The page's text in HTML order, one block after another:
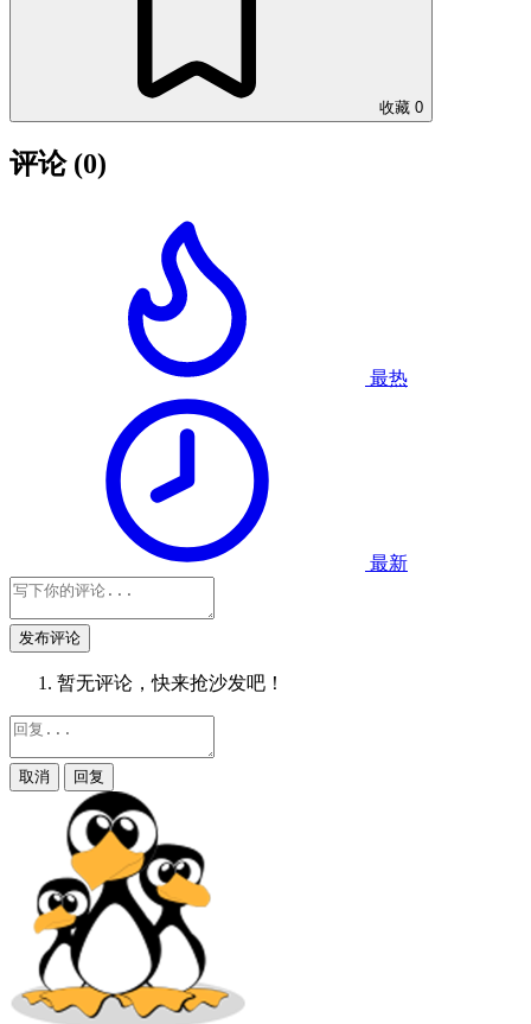
收藏 0
评论 (0)
最热
最新
发布评论
暂无评论，快来抢沙发吧！
取消 回复